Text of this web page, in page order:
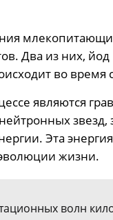
Два из них,
во
являются
звезд,
Эта
жизни.
волн